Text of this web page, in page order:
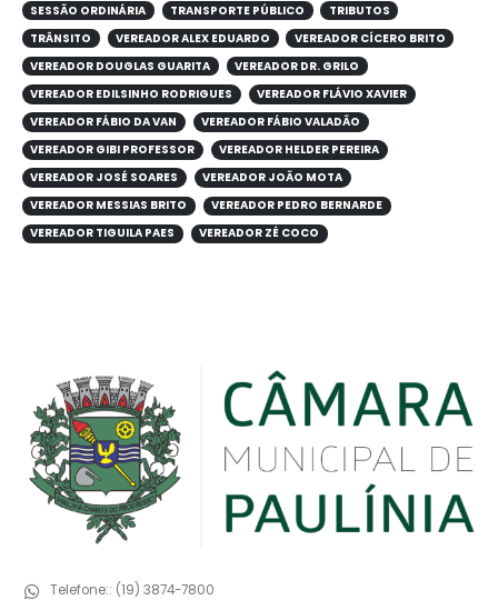
SESSÃO ORDINÁRIA
TRANSPORTE PÚBLICO
TRIBUTOS
TRÂNSITO
VEREADOR ALEX EDUARDO
VEREADOR CÍCERO BRITO
VEREADOR DOUGLAS GUARITA
VEREADOR DR. GRILO
VEREADOR EDILSINHO RODRIGUES
VEREADOR FLÁVIO XAVIER
VEREADOR FÁBIO DA VAN
VEREADOR FÁBIO VALADÃO
VEREADOR GIBI PROFESSOR
VEREADOR HELDER PEREIRA
VEREADOR JOSÉ SOARES
VEREADOR JOÃO MOTA
VEREADOR MESSIAS BRITO
VEREADOR PEDRO BERNARDE
VEREADOR TIGUILA PAES
VEREADOR ZÉ COCO
Telefone:: (19) 3874-7800